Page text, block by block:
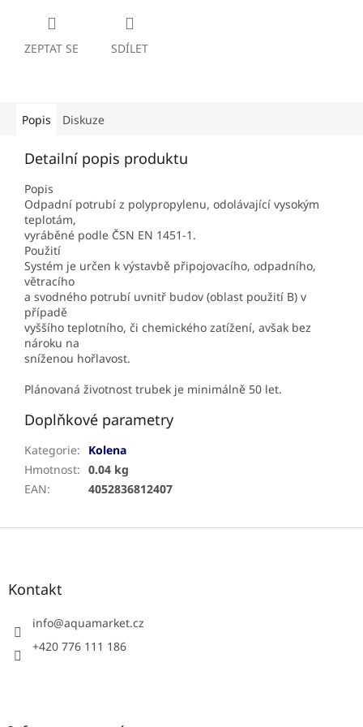
ZEPTAT SE SDÍLET
Popis Diskuze
Detailní popis produktu
Popis
Odpadní potrubí z polypropylenu, odolávající vysokým
teplotám,
vyráběné podle ČSN EN 1451-1.
Použití
Systém je určen k výstavbě připojovacího, odpadního,
větracího
a svodného potrubí uvnitř budov (oblast použití B) v
případě
vyššího teplotního, či chemického zatížení, avšak bez
nároku na
sníženou hořlavost.
Plánovaná životnost trubek je minimálně 50 let.
Doplňkové parametry
Kategorie:
Kolena
Hmotnost: 0.04 kg
EAN: 4052836812407
Z
Kontakt
info@aquamarket.cz
+420 776 111 186